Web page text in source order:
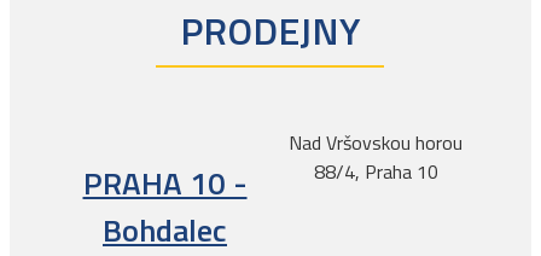
PRODEJNY
PRAHA 10 -
Bohdalec
Nad Vršovskou horou
88/4, Praha 10